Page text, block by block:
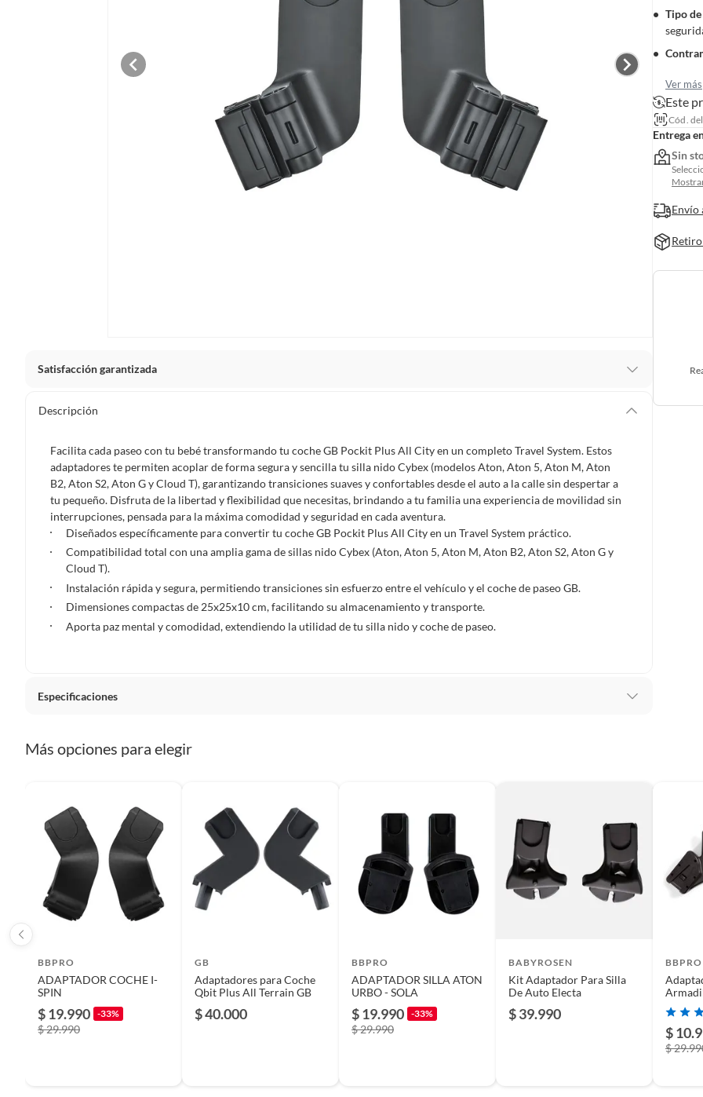
Satisfacción garantizada
Debe estar en perfecto estado, con todas sus etiquetas, sellos intactos y sin uso, tal como te lo entregamos. Ten
Productos que, por su naturaleza, no puedan ser devueltos, puedan deteriorarse o caducar con rapidez.
Confeccionados a la medida.
De uso personal.
En sodimac.cl te damos30 días desde que recibes el producto. Debe estar en perfecto estado, con todas sus
etiquetas y sin uso, tal como te lo entregamos.
Productos digitales que se entregan a través de una descarga electrónica, por ejemplo, cupones de experiencia o
programas para el computador.
Productos a pedido o confeccionados a medida.
Productos que han sido informados como imperfectos, usados, reparados, abiertos, de segunda selección,
Pinturas de un color a solicitud.
Descripción
Facilita cada paseo con tu bebé transformando tu coche GB Pockit Plus All City en un completo Travel System. Estos
adaptadores te permiten acoplar de forma segura y sencilla tu silla nido Cybex (modelos Aton, Aton 5, Aton M, Aton
B2, Aton S2, Aton G y Cloud T), garantizando transiciones suaves y confortables desde el auto a la calle sin despertar a
tu pequeño. Disfruta de la libertad y flexibilidad que necesitas, brindando a tu familia una experiencia de movilidad sin
interrupciones, pensada para la máxima comodidad y seguridad en cada aventura.
Diseñados específicamente para convertir tu coche GB Pockit Plus All City en un Travel System práctico.
Compatibilidad total con una amplia gama de sillas nido Cybex (Aton, Aton 5, Aton M, Aton B2, Aton S2, Aton G y
Cloud T).
Instalación rápida y segura, permitiendo transiciones sin esfuerzo entre el vehículo y el coche de paseo GB.
Dimensiones compactas de 25x25x10 cm, facilitando su almacenamiento y transporte.
Aporta paz mental y comodidad, extendiendo la utilidad de tu silla nido y coche de paseo.
Especificaciones
Condicion del producto Nuevo
Contramarcha No
Grupo normativo de la silla Grupo 0+ (0-13 kg)
Sistema de seguridad infantil No tiene
Plástico
Tipo
Ver más
Este
Cód.
Entrega
Sin
Envío
Más opciones para elegir
BBPRO
ADAPTADOR COCHE I-
SPIN
$ 19.990 -33%
$ 29.990
GB
Adaptadores para Coche
Qbit Plus All Terrain GB
$ 40.000
BBPRO
ADAPTADOR SILLA ATON
URBO - SOLA
$ 19.990 -33%
$ 29.990
BABYROSEN
Kit Adaptador Para Silla
De Auto Electa
$ 39.990
BBPRO
$
$